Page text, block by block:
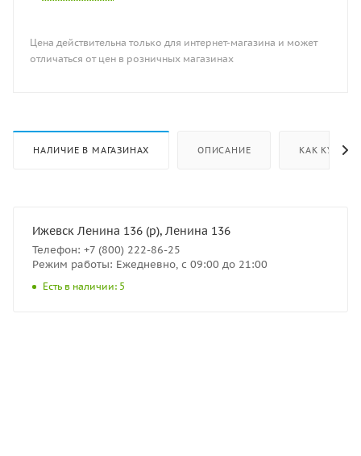
Цена действительна только для интернет-магазина и может
отличаться от цен в розничных магазинах
НАЛИЧИЕ В МАГАЗИНАХ ОПИСАНИЕ КАК КУПИТЬ
Ижевск Ленина 136 (р), Ленина 136
Телефон: +7 (800) 222-86-25
Режим работы: Ежедневно, с 09:00 до 21:00
Есть в наличии: 5